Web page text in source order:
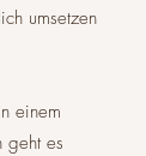
umsetzen
einem
geht es